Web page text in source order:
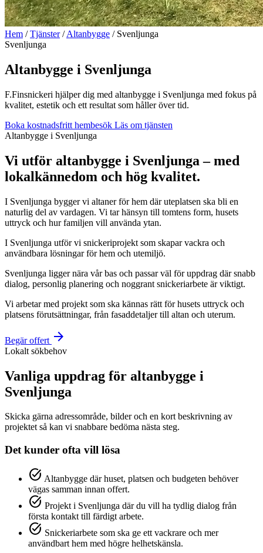
Hem / Tjänster / Altanbygge / Svenljunga
Svenljunga
Altanbygge i Svenljunga
F.Finsnickeri hjälper dig med altanbygge i Svenljunga med fokus på
kvalitet, estetik och ett resultat som håller över tid.
Boka kostnadsfritt hembesök Läs om tjänsten
Altanbygge i Svenljunga
Vi utför altanbygge i Svenljunga – med
lokalkännedom och hög kvalitet.
I Svenljunga bygger vi altaner för hem där uteplatsen ska bli en
naturlig del av vardagen. Vi tar hänsyn till tomtens form, husets
uttryck och hur familjen vill använda ytan.
I Svenljunga utför vi snickeriprojekt som skapar vackra och
användbara lösningar för hem och utemiljö.
Svenljunga ligger nära vår bas och passar väl för uppdrag där snabb
dialog, personlig planering och noggrant snickeriarbete är viktigt.
Vi arbetar med projekt som ska kännas rätt för husets uttryck och
platsens förutsättningar, från fasaddetaljer till altan och uterum.
Begär offert arrow_forward
Lokalt sökbehov
Vanliga uppdrag för altanbygge i
Svenljunga
Skicka gärna adressområde, bilder och en kort beskrivning av
projektet så kan vi snabbare bedöma nästa steg.
Det kunder ofta vill lösa
task_alt Altanbygge där huset, platsen och budgeten behöver
vägas samman innan offert.
task_alt Projekt i Svenljunga där du vill ha tydlig dialog från
första kontakt till färdigt arbete.
task_alt Snickeriarbete som ska ge ett vackrare och mer
användbart hem med högre helhetskänsla.